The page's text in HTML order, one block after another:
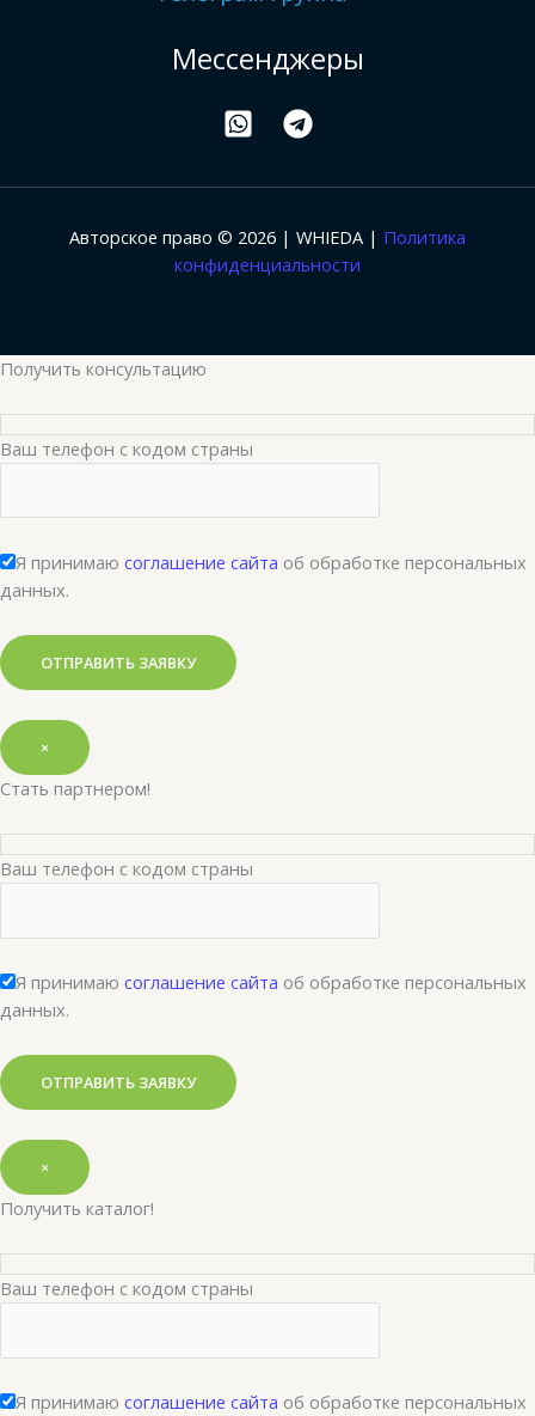
Мессенджеры
Авторское право © 2026 | WHIEDA | Политика
конфиденциальности
Получить консультацию
Ваш телефон с кодом страны
Я принимаю соглашение сайта об обработке персональных
данных.
×
Стать партнером!
Ваш телефон с кодом страны
Я принимаю соглашение сайта об обработке персональных
данных.
×
Получить каталог!
Ваш телефон с кодом страны
Я принимаю соглашение сайта об обработке персональных